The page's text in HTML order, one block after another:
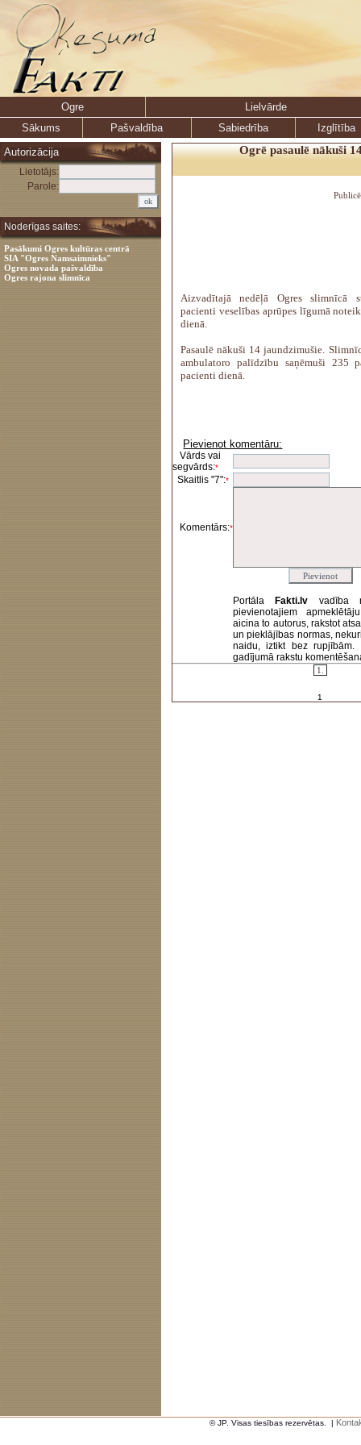
Ogre
Lielvārde
Sākums
Pašvaldība Sabiedrība
Izglītība
Autorizācija
Lietotājs:
Parole:
Noderīgas saites:
Pasākumi Ogres kultūras centrā
SIA "Ogres Namsaimnieks"
Ogres novada pašvaldība
Ogres rajona slimnīca
Ogrē pasaulē nākuši
Aizvadītajā nedēļā Ogres slimnīcā
pacienti veselības aprūpes līgumā
dienā.
Pasaulē nākuši 14 jaundzimušie.
ambulatoro palīdzību saņēmuši 235
pacienti dienā.
Pievienot komentāru:
Vārds vai
segvārds:*
Skaitlis "7":*
Komentārs:*
Portāla Fakti.lv vadība
pievienotajiem
aicina to autorus, rakstot
un pieklājības normas,
naidu, iztikt bez rupjībām.
gadījumā rakstu
1.
1
© JP. Visas tiesības rezervētas. |